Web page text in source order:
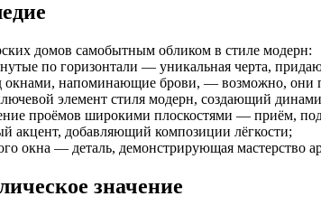
домов самобытным обликом в стиле модерн:
по горизонтали — уникальная черта,
напоминающие брови, — возможно, они
элемент стиля модерн, создающий
проёмов широкими плоскостями — приём,
добавляющий композиции лёгкости;
окна — деталь, демонстрирующая мастерство
значение